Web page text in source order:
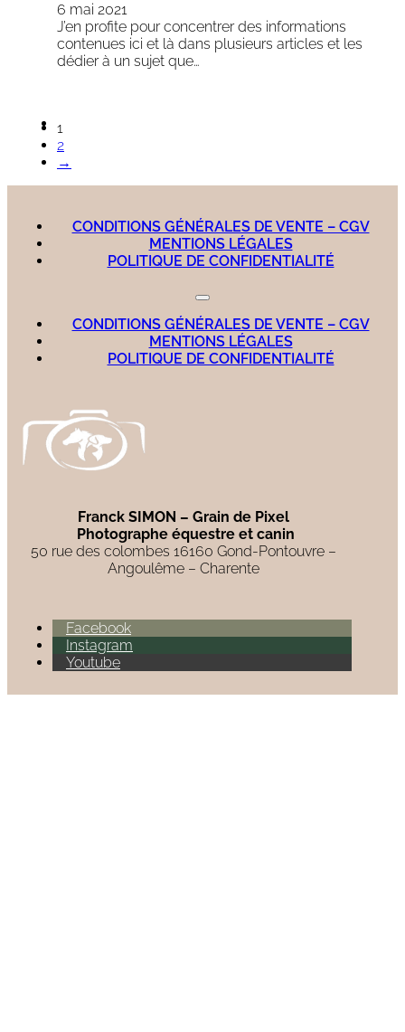
6 mai 2021
J’en profite pour concentrer des informations
contenues ici et là dans plusieurs articles et les
dédier à un sujet que…
1
2
→
CONDITIONS GÉNÉRALES DE VENTE – CGV
MENTIONS LÉGALES
POLITIQUE DE CONFIDENTIALITÉ
CONDITIONS GÉNÉRALES DE VENTE – CGV
MENTIONS LÉGALES
POLITIQUE DE CONFIDENTIALITÉ
Franck SIMON – Grain de Pixel
Photographe équestre et canin
50 rue des colombes 16160 Gond-Pontouvre –
Angoulême – Charente
Facebook
Instagram
Youtube